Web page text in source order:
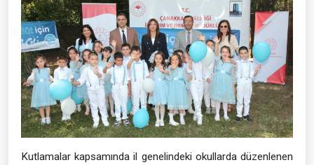
Kutlamalar kapsamında il genelindeki okullarda düzenlenen